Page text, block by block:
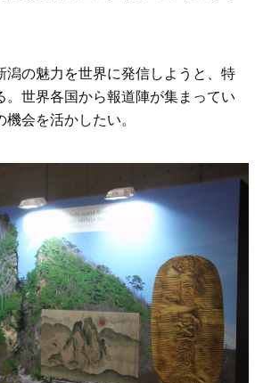
潟の魅力を世界に発信しようと、特
。世界各国から報道陣が集まってい
会を活かしたい。